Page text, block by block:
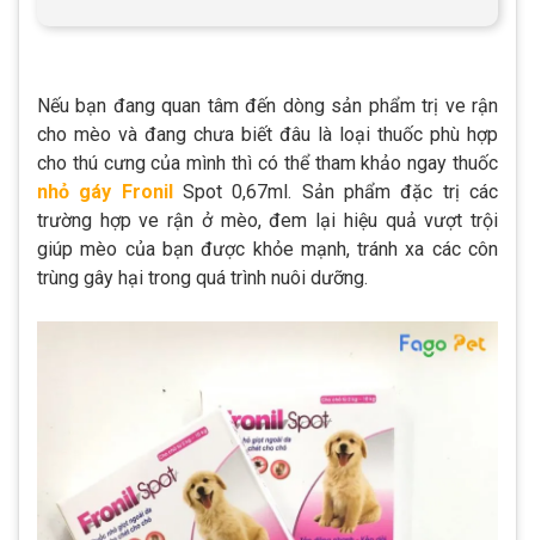
Nếu bạn đang quan tâm đến dòng sản phẩm trị ve rận
cho mèo và đang chưa biết đâu là loại thuốc phù hợp
cho thú cưng của mình thì có thể tham khảo ngay thuốc
nhỏ gáy FronilSpot 0,67ml. Sản phẩm đặc trị các
trường hợp ve rận ở mèo, đem lại hiệu quả vượt trội
giúp mèo của bạn được khỏe mạnh, tránh xa các côn
trùng gây hại trong quá trình nuôi dưỡng.